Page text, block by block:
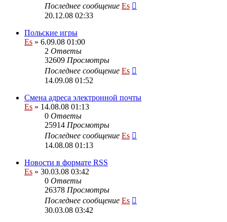
Последнее сообщение Es
20.12.08 02:33
Польские игры
Es » 6.09.08 01:00
2 Ответы
32609 Просмотры
Последнее сообщение Es
14.09.08 01:52
Смена адреса электронной почты
Es » 14.08.08 01:13
0 Ответы
25914 Просмотры
Последнее сообщение Es
14.08.08 01:13
Новости в формате RSS
Es » 30.03.08 03:42
0 Ответы
26378 Просмотры
Последнее сообщение Es
30.03.08 03:42